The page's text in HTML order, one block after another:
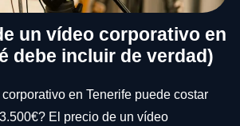
un vídeo corporativo en
debe incluir de verdad)
en Tenerife puede costar
El precio de un vídeo